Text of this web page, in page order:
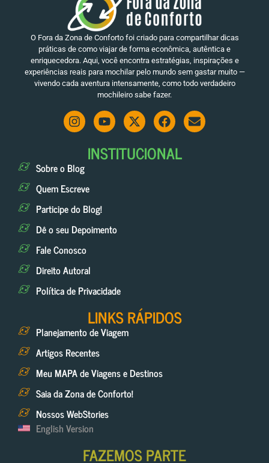
O Fora da Zona de Conforto foi criado para compartilhar dicas
práticas de como viajar de forma econômica, autêntica e
enriquecedora. Aqui, você encontra estratégias, inspirações e
experiências reais para mochilar pelo mundo sem gastar muito —
vivendo cada aventura intensamente, como todo verdadeiro
mochileiro sabe fazer.
INSTITUCIONAL
Sobre o Blog
Quem Escreve
Participe do Blog!
Dê o seu Depoimento
Fale Conosco
Direito Autoral
Política de Privacidade
LINKS RÁPIDOS
Planejamento de Viagem
Artigos Recentes
Meu MAPA de Viagens e Destinos
Saia da Zona de Conforto!
Nossos WebStories
English Version
FAZEMOS PARTE